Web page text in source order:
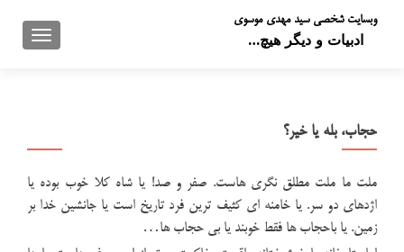
وبسایت شخصی سید مهدی موسوی
ادبیات و دیگر هیچ…
حجاب، بله یا خیر؟
ملت ما ملت مطلق نگری هاست. صفر و صد! یا شاه کلا خوب بوده یا
اژدهای دو سر. یا خامنه ای کثیف ترین فرد تاریخ است یا جانشین خدا بر
زمین. یا باحجاب ها فقط خوبند یا بی حجاب ها…